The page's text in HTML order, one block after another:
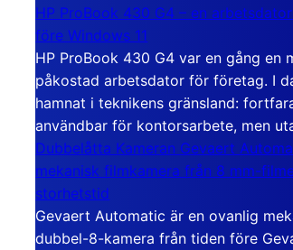
HP ProBook 430 G4 – en
före Windows 11
HP ProBook 430 G4 var en gång en
påkostad arbetsdator för företag. I
hamnat i teknikens gränsland:
användbar för kontorsarbete, men
Dubbelåtta Kameran Gevaert
mekanisk filmkamera från 8 mm-
storhetstid
Gevaert Automatic är en ovanlig
dubbel-8-kamera från tiden före